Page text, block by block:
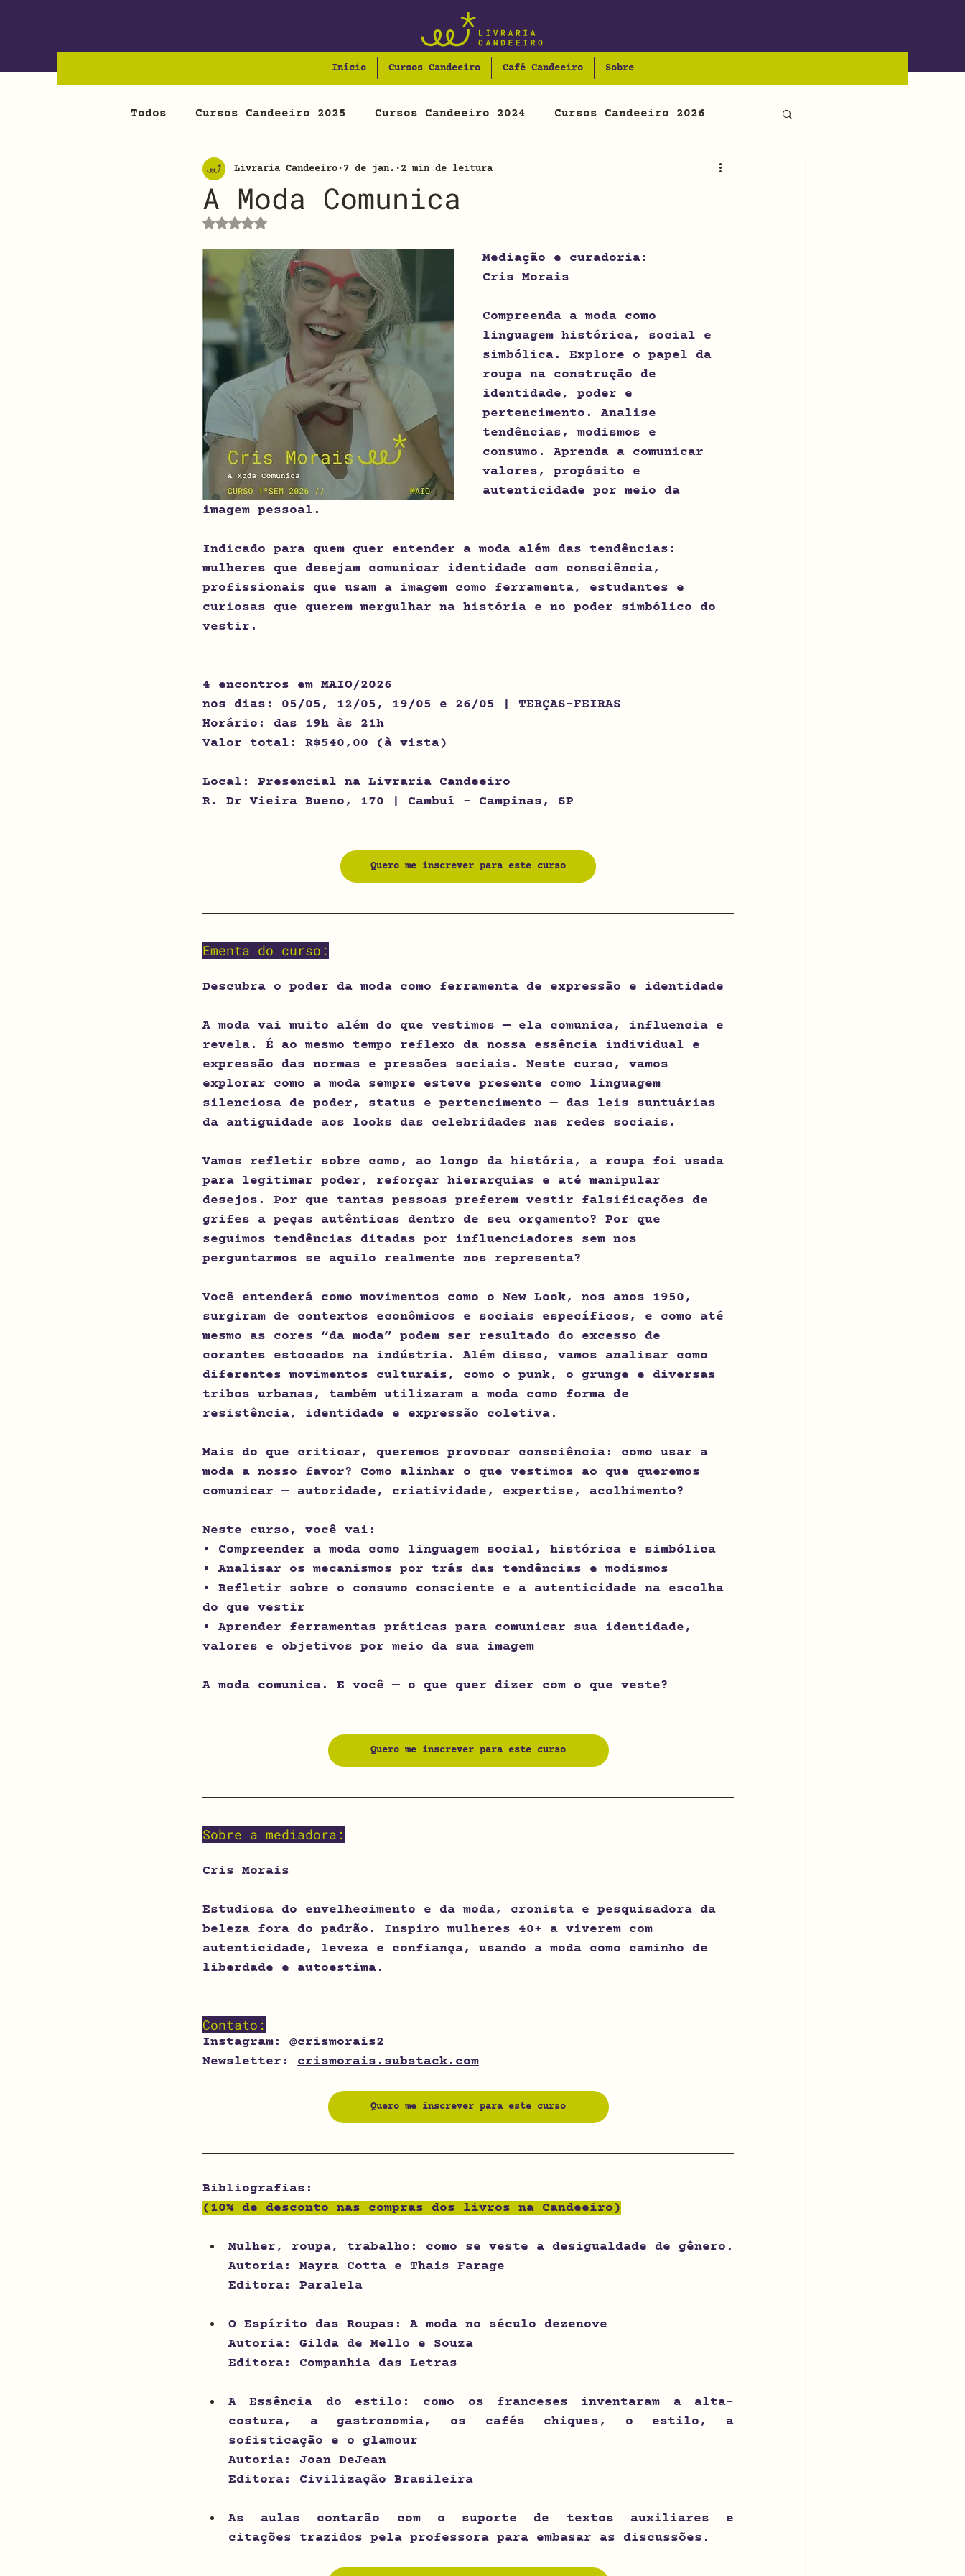
Início Cursos Candeeiro Café Candeeiro Sobre
Todos Cursos Candeeiro 2025 Cursos Candeeiro 2024 Cursos Candeeiro 2026
A Moda Comunica
Livraria Candeeiro 7 de jan. 2 min de leitura
Avaliado com NaN de 5 estrelas.
Mediação e curadoria:
Cris Morais
Compreenda a moda como
linguagem histórica, social e
simbólica. Explore o papel da
roupa na construção de
identidade, poder e
pertencimento. Analise
tendências, modismos e
consumo. Aprenda a comunicar
valores, propósito e
autenticidade por meio da
imagem pessoal.
Indicado para quem quer entender a moda além das tendências:
mulheres que desejam comunicar identidade com consciência,
profissionais que usam a imagem como ferramenta, estudantes e
curiosas que querem mergulhar na história e no poder simbólico do
vestir.
4 encontros em MAIO/2026
nos dias: 05/05, 12/05, 19/05 e 26/05 | TERÇAS-FEIRAS
Horário: das 19h às 21h
Valor total: R$540,00 (à vista)
Local: Presencial na Livraria Candeeiro
R. Dr Vieira Bueno, 170 | Cambuí - Campinas, SP
Quero me inscrever para este curso
Ementa do curso:
Descubra o poder da moda como ferramenta de expressão e identidade
A moda vai muito além do que vestimos — ela comunica, influencia e
revela. É ao mesmo tempo reflexo da nossa essência individual e
expressão das normas e pressões sociais. Neste curso, vamos
explorar como a moda sempre esteve presente como linguagem
silenciosa de poder, status e pertencimento — das leis suntuárias
da antiguidade aos looks das celebridades nas redes sociais.
Vamos refletir sobre como, ao longo da história, a roupa foi usada
para legitimar poder, reforçar hierarquias e até manipular
desejos. Por que tantas pessoas preferem vestir falsificações de
grifes a peças autênticas dentro de seu orçamento? Por que
seguimos tendências ditadas por influenciadores sem nos
perguntarmos se aquilo realmente nos representa?
Você entenderá como movimentos como o New Look, nos anos 1950,
surgiram de contextos econômicos e sociais específicos, e como até
mesmo as cores “da moda” podem ser resultado do excesso de
corantes estocados na indústria. Além disso, vamos analisar como
diferentes movimentos culturais, como o punk, o grunge e diversas
tribos urbanas, também utilizaram a moda como forma de
resistência, identidade e expressão coletiva.
Mais do que criticar, queremos provocar consciência: como usar a
moda a nosso favor? Como alinhar o que vestimos ao que queremos
comunicar — autoridade, criatividade, expertise, acolhimento?
Neste curso, você vai:
• Compreender a moda como linguagem social, histórica e simbólica
• Analisar os mecanismos por trás das tendências e modismos
• Refletir sobre o consumo consciente e a autenticidade na escolha
do que vestir
• Aprender ferramentas práticas para comunicar sua identidade,
valores e objetivos por meio da sua imagem
A moda comunica. E você — o que quer dizer com o que veste?
Quero me inscrever para este curso
Sobre a mediadora:
Cris Morais
Estudiosa do envelhecimento e da moda, cronista e pesquisadora da
beleza fora do padrão. Inspiro mulheres 40+ a viverem com
autenticidade, leveza e confiança, usando a moda como caminho de
liberdade e autoestima.
Contato:
Instagram: @crismorais2
Newsletter: crismorais.substack.com
Quero me inscrever para este curso
Bibliografias:
(10% de desconto nas compras dos livros na Candeeiro)
Mulher, roupa, trabalho: como se veste a desigualdade de gênero.
Autoria: Mayra Cotta e Thais Farage
Editora: Paralela
O Espírito das Roupas: A moda no século dezenove
Autoria: Gilda de Mello e Souza
Editora: Companhia das Letras
A Essência do estilo: como os franceses inventaram a alta-
costura, a gastronomia, os cafés chiques, o estilo, a
sofisticação e o glamour
Autoria: Joan DeJean
Editora: Civilização Brasileira
As aulas contarão com o suporte de textos auxiliares e
citações trazidos pela professora para embasar as discussões.